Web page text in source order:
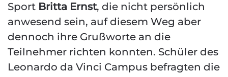
Sport Britta Ernst, die nicht persönlich
anwesend sein, auf diesem Weg aber
dennoch ihre Grußworte an die
Teilnehmer richten konnten. Schüler des
Leonardo da Vinci Campus befragten die